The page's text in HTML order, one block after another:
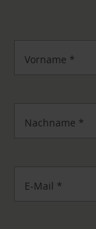
Vorname *
Nachname *
E-Mail *